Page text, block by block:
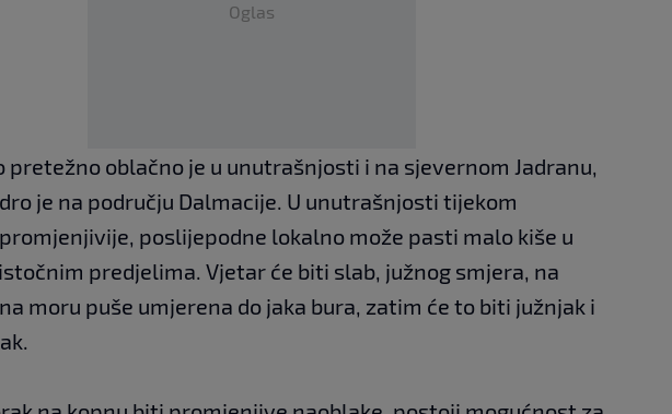
Oglas
pretežno oblačno je u unutrašnjosti i na sjevernom Jadranu,
je na području Dalmacije. U unutrašnjosti tijekom
poslijepodne lokalno može pasti malo kiše u
predjelima. Vjetar će biti slab, južnog smjera, na
moru puše umjerena do jaka bura, zatim će to biti južnjak i